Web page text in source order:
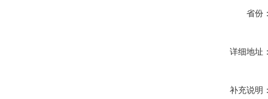
省份
详细地址
补充说明